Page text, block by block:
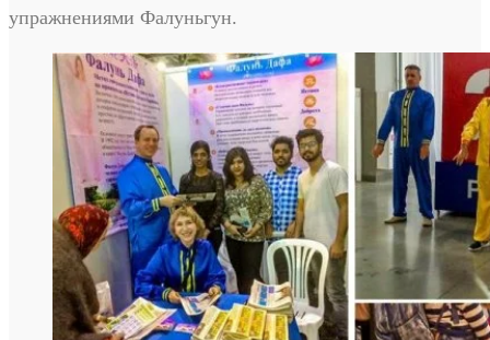
упражнениями Фалуньгун.